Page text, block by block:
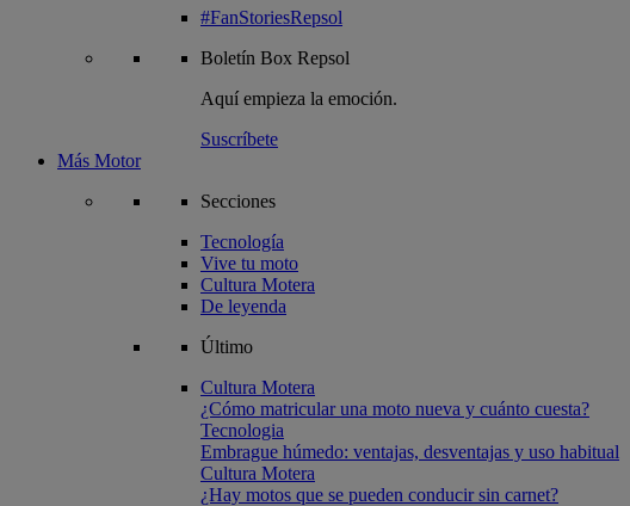
#FanStoriesRepsol
Boletín Box Repsol
Aquí empieza la emoción.
Suscríbete
Más Motor
Secciones
Tecnología
Vive tu moto
Cultura Motera
De leyenda
Último
Cultura Motera
¿Cómo matricular una moto nueva y cuánto cuesta?
Tecnologia
Embrague húmedo: ventajas, desventajas y uso habitual
Cultura Motera
¿Hay motos que se pueden conducir sin carnet?